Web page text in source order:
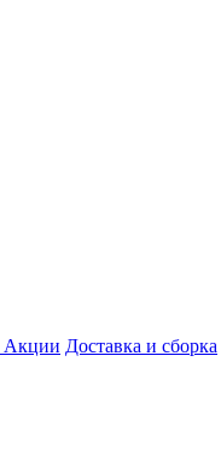
Акции Доставка и сборка